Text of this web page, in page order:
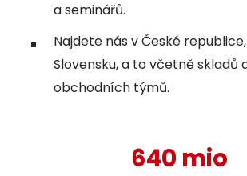
a seminářů.
Najdete nás v České
Slovensku, a to včetně skladů
obchodních týmů.
640 mio